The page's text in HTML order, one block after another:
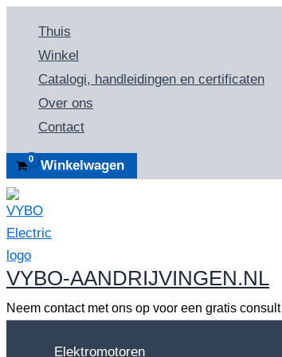
inhoud
Thuis
Winkel
Catalogi, handleidingen en certificaten
Over ons
Contact
Winkelwagen
VYBO-AANDRIJVINGEN.NL
Neem contact met ons op voor een gratis consult
Elektromotoren